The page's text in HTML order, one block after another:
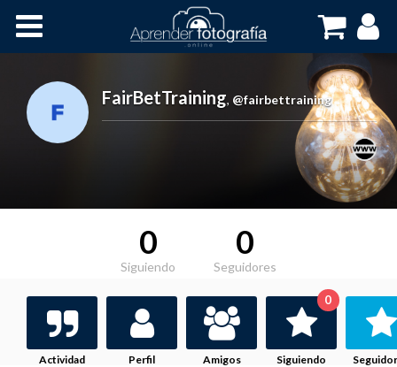
Cursos OnLine
FairBetTraining, @fairbettraining
0
Siguiendo
0
Seguidores
Actividad Perfil Amigos Siguiendo
0